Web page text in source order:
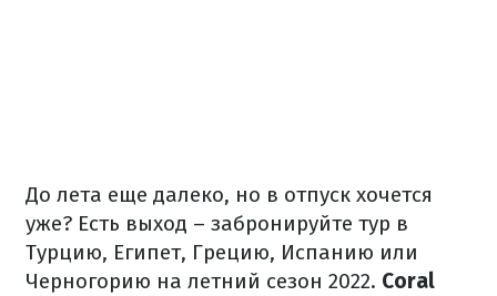
До лета еще далеко, но в отпуск хочется
уже? Есть выход – забронируйте тур в
Турцию, Египет, Грецию, Испанию или
Черногорию на летний сезон 2022. Coral